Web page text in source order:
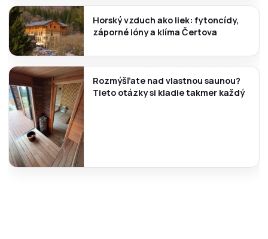
Horský vzduch ako liek: fytoncídy,
záporné ióny a klíma Čertova
Rozmýšľate nad vlastnou saunou?
Tieto otázky si kladie takmer každý